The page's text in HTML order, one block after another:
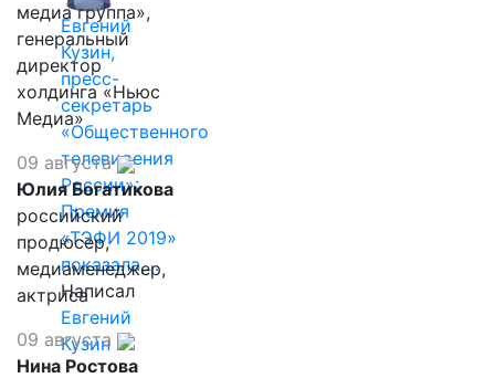
Евгений
Кузин,
пресс-
секретарь
«Общественного
телевидения
России»:
Премия
«ТЭФИ 2019»
показала,…
Написал
Евгений
Кузин
медиа группа»,
генеральный
директор
холдинга «Ньюс
Медиа»
09 августа
Юлия Богатикова
российский
продюсер,
медиаменеджер,
актриса
09 августа
Нина Ростова